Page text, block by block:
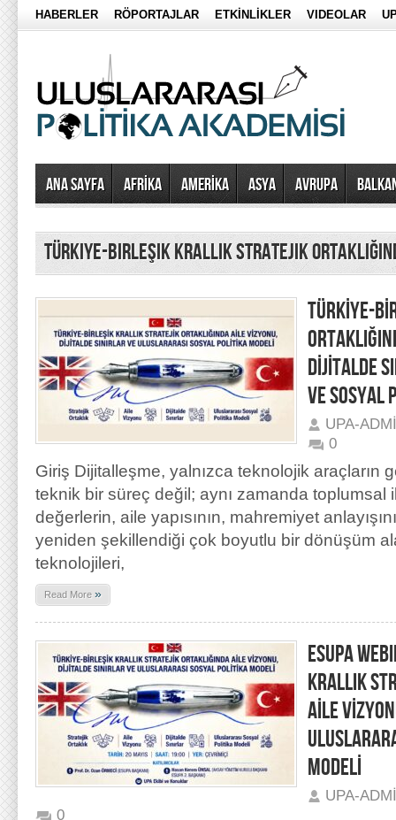
HABERLER RÖPORTAJLAR ETKİNLİKLER VIDEOLAR
Ana Sayfa AFRİKA AMERİKA ASYA AVRUPA
Türkiye-Birleşik Krallık Stratejik
TÜRKİYE-
DİJİTALDE
VE SOSYAL
UPA-
0
Giriş Dijitalleşme, yalnızca teknolojik araçların
teknik bir süreç değil; aynı zamanda toplumsal
değerlerin, aile yapısının, mahremiyet
yeniden şekillendiği çok boyutlu bir dönüşüm
teknolojileri,
Read More »
ESUPA
KRALLIK
AİLE
MODELİ
UPA-
0